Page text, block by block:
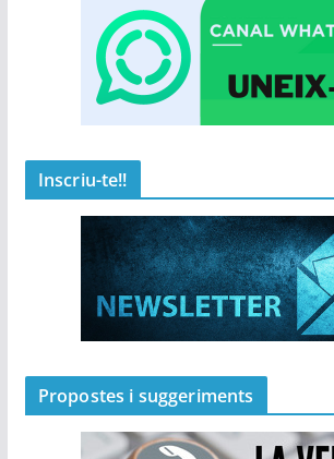
Inscriu-te!!
Propostes i suggeriments